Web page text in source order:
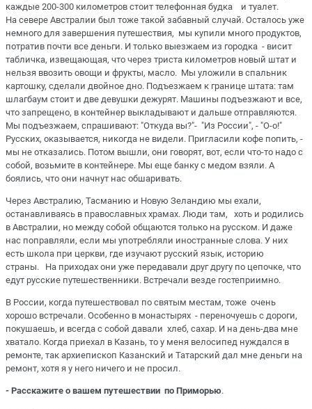
каждые 200-300 километров стоит телефонная будка и туалет.
На севере Австралии был тоже такой забавный случай. Осталось уже
немного для завершения путешествия, мы купили много продуктов,
потратив почти все деньги. И только выезжаем из городка - висит
табличка, извещающая, что через триста километров новый штат и
нельзя ввозить овощи и фрукты, масло. Мы уложили в спальник
картошку, сделали двойное дно. Подъезжаем к границе штата: там
шлагбаум стоит и две девушки дежурят. Машины подъезжают и все,
что запрещено, в контейнер выкладывают и дальше отправляются.
Мы подъезжаем, спрашивают: "Откуда вы?"- "Из России", - "О-о!"
Русских, оказывается, никогда не видели. Пригласили кофе попить, -
мы не отказались. Потом вышли, они говорят, вот, если что-то надо с
собой, возьмите в контейнере. Мы еще банку с медом взяли. А
боялись, что они начнут нас обшаривать.
Через Австралию, Тасманию и Новую Зеландию мы ехали,
останавливаясь в православных храмах. Люди там, хоть и родились
в Австралии, но между собой общаются только на русском. И даже
нас поправляли, если мы употребляли иностранные слова. У них
есть школа при церкви, где изучают русский язык, историю
страны. На приходах они уже передавали друг другу по цепочке, что
едут русские путешественники. Встречали везде гостеприимно.
В России, когда путешествовал по святым местам, тоже очень
хорошо встречали. Особенно в монастырях - переночуешь с дороги,
покушаешь, и всегда с собой давали хлеб, сахар. И на день-два мне
хватало. Когда приехал в Казань, то у меня велосипед нуждался в
ремонте, так архиепископ Казанский и Татарский дал мне деньги на
ремонт, хотя я у него ничего и не просил.
- Расскажите о вашем путешествии по Приморью.